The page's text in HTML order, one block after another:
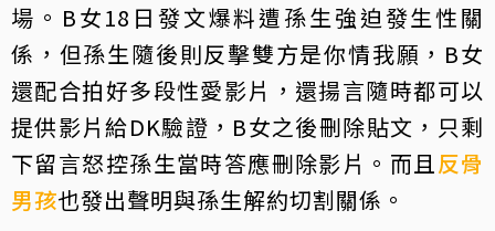
場。B女18日發文爆料遭孫生強迫發生性關
係，但孫生隨後則反擊雙方是你情我願，B女
還配合拍好多段性愛影片，還揚言隨時都可以
提供影片給DK驗證，B女之後刪除貼文，只剩
下留言怒控孫生當時答應刪除影片。而且反骨
男孩也發出聲明與孫生解約切割關係。